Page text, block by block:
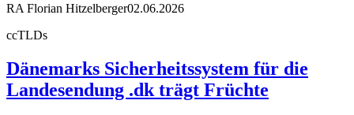
RA Florian Hitzelberger02.06.2026
ccTLDs
Dänemarks Sicherheitssystem für die
Landesendung .dk trägt Früchte